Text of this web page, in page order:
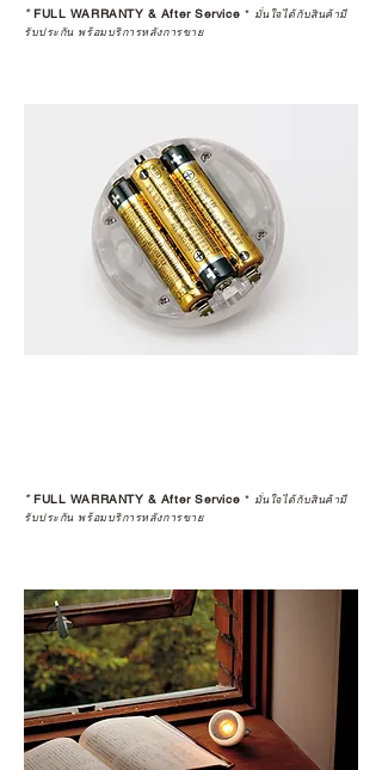
*FULL WARRANTY & After Service * มั่นใจได้กับสินค้ามี
รับประกัน พร้อมบริการหลังการขาย
*FULL WARRANTY & After Service * มั่นใจได้กับสินค้ามี
รับประกัน พร้อมบริการหลังการขาย